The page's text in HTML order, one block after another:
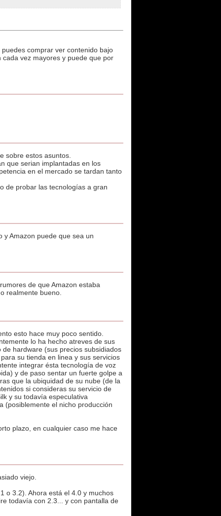
comprar ver contenido bajo
vez mayores y puede que por
sobre estos asuntos.
que serian implantadas en los
en el mercado se tardan tanto
de probar las tecnologías a gran
y Amazon puede que sea un
de que Amazon estaba
realmente bueno.
esto hace muy poco sentido.
lo ha hecho atreves de sus
hardware (sus precios subsidiados
su tienda en linea y sus servicios
integrar ésta tecnología de voz
y de paso sentar un fuerte golpe a
que la ubiquidad de su nube (de la
si consideras su servicio de
y su todavía especulativa
(posiblemente el nicho producción
plazo, en cualquier caso me hace
viejo.
o 3.2). Ahora está el 4.0 y muchos
todavía con 2.3... y con pantalla de